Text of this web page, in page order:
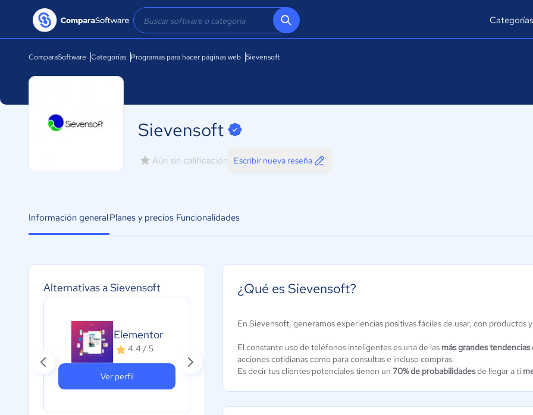
Categorías
ComparaSoftware Categorías Programas para hacer páginas web Sievensoft
Sievensoft
Aún sin calificación Escribir nueva reseña
Información generalPlanes y precios Funcionalidades
Alternativas a Sievensoft
Elementor
4.4 / 5
Ver perfil
4.6 / 5 3.9 / 5
¿Qué es Sievensoft?
En Sievensoft, generamos experiencias positivas fáciles de usar, con productos
El constante uso de teléfonos inteligentes es una de las más grandes tendencias
acciones cotidianas como para consultas e incluso compras.
Es decir tus clientes potenciales tienen un 70% de probabilidadesde llegar a ti